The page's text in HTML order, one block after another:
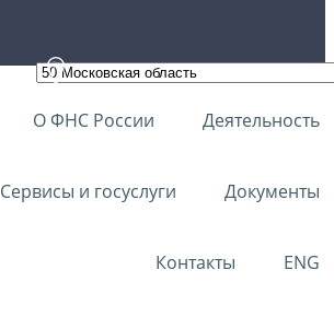
О ФНС России Деятельность
Сервисы и госуслуги Документы
Контакты ENG